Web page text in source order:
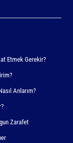
Etmek Gerekir?
Anlarım?
Zarafet